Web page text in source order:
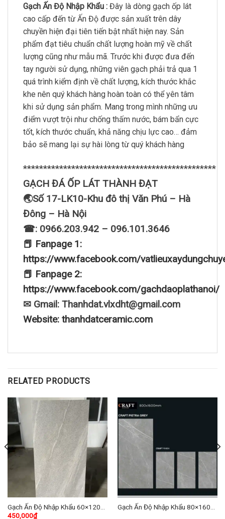
Gạch Ấn Độ Nhập Khẩu : Đây là dòng gạch ốp lát
cao cấp đến từ Ấn Độ được sản xuất trên dây
chuyền hiện đại tiên tiến bật nhất hiện nay. Sản
phẩm đạt tiêu chuẩn chất lượng hoàn mỹ về chất
lượng cũng như mẫu mã. Trước khi được đưa đến
tay người sử dụng, những viên gạch phải trả qua 1
quá trình kiểm định về chất lượng, kích thước khắc
khe nên quý khách hàng hoàn toàn có thể yên tâm
khi sử dụng sản phẩm. Mang trong mình những ưu
điểm vượt trội như chống thấm nước, bám bẩn cực
tốt, kích thước chuẩn, khả năng chịu lực cao… đảm
bảo sẽ mang lại sự hài lòng từ quý khách hàng
************************************************
GẠCH ĐÁ ỐP LÁT THÀNH ĐẠT
🌏Số 17-LK10-Khu đô thị Văn Phú – Hà
Đông – Hà Nội
☎: 0966.203.942 – 096.101.3646
📕 Fanpage 1:
https://www.facebook.com/
📕 Fanpage 2:
https://www.facebook.com/gachdaoplathanoi/
✉ Gmail: Thanhdat.vlxdht@gmail.com
Website: thanhdatceramic.com
RELATED PRODUCTS
Gạch Ấn Độ Nhập Khẩu 60×120
(cm) TDSCK-07
450,000₫
Gạch Ấn Độ Nhập Khẩu 80×160